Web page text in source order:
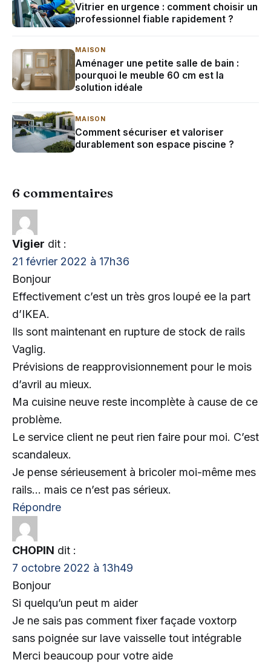
Vitrier en urgence : comment choisir un
professionnel fiable rapidement ?
MAISON
Aménager une petite salle de bain :
pourquoi le meuble 60 cm est la
solution idéale
MAISON
Comment sécuriser et valoriser
durablement son espace piscine ?
6 commentaires
Vigier dit :
21 février 2022 à 17h36
Bonjour
Effectivement c’est un très gros loupé ee la part
d’IKEA.
Ils sont maintenant en rupture de stock de rails
Vaglig.
Prévisions de reapprovisionnement pour le mois
d’avril au mieux.
Ma cuisine neuve reste incomplète à cause de ce
problème.
Le service client ne peut rien faire pour moi. C’est
scandaleux.
Je pense sérieusement à bricoler moi-même mes
rails… mais ce n’est pas sérieux.
Répondre
CHOPIN dit :
7 octobre 2022 à 13h49
Bonjour
Si quelqu’un peut m aider
Je ne sais pas comment fixer façade voxtorp
sans poignée sur lave vaisselle tout intégrable
Merci beaucoup pour votre aide